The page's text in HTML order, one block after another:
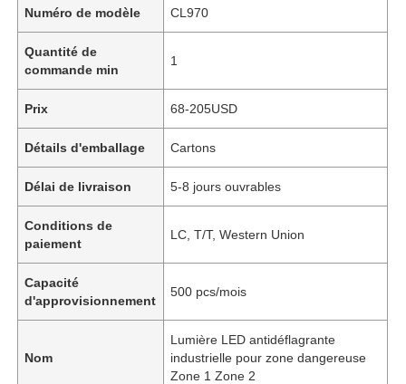
Numéro de modèle CL970
Quantité de
commande min
1
Prix 68-205USD
Détails d'emballage Cartons
Délai de livraison 5-8 jours ouvrables
Conditions de
paiement
LC, T/T, Western Union
Capacité
d'approvisionnement
500 pcs/mois
Nom
Lumière LED antidéflagrante
industrielle pour zone dangereuse
Zone 1 Zone 2